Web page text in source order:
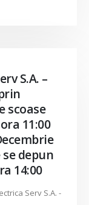
S.A. –
scoase
11:00
depun
14:00
Serv S.A. -